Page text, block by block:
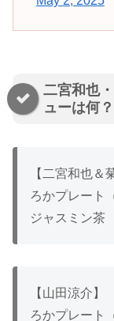
二宮和也
ューは何？
【二宮和也＆
ろかプレート
ジャスミン茶
【山田涼介】
ろかプレート